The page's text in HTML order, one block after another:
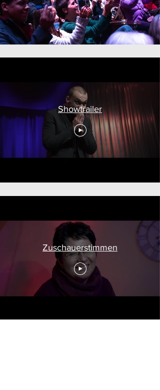
Showtrailer
Zuschauerstimmen